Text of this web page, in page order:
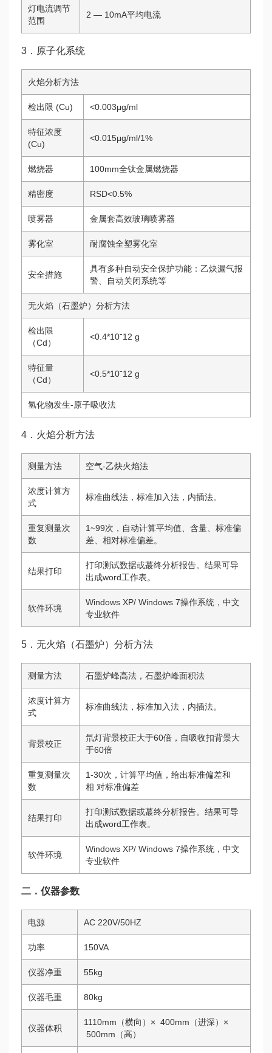
灯电流调节
范围
2 — 10mA平均电流
3．原子化系统
火焰分析方法
检出限 (Cu) <0.003μg/ml
特征浓度
(Cu)
<0.015μg/ml/1%
燃烧器 100mm全钛金属燃烧器
精密度 RSD<0.5%
喷雾器 金属套高效玻璃喷雾器
雾化室 耐腐蚀全塑雾化室
安全措施
具有多种自动安全保护功能：乙炔漏气报
警、自动关闭系统等
无火焰（石墨炉）分析方法
检出限
（Cd）
<0.4*10ˉ12 g
特征量
（Cd）
<0.5*10ˉ12 g
氢化物发生-原子吸收法
4．火焰分析方法
测量方法 空气-乙炔火焰法
浓度计算方
式
标准曲线法，标准加入法，内插法。
重复测量次
数
1~99次，自动计算平均值、含量、标准偏
差、相对标准偏差。
结果打印
打印测试数据或蕞终分析报告。结果可导
出成word工作表。
软件环境
Windows XP/ Windows 7操作系统，中文
专业软件
5．无火焰（石墨炉）分析方法
测量方法 石墨炉峰高法，石墨炉峰面积法
浓度计算方
式
标准曲线法，标准加入法，内插法。
背景校正
氘灯背景校正大于60倍，自吸收扣背景大
于60倍
重复测量次
数
1-30次，计算平均值，给出标准偏差和
相 对标准偏差
结果打印
打印测试数据或蕞终分析报告。结果可导
出成word工作表。
软件环境
Windows XP/ Windows 7操作系统，中文
专业软件
二．仪器参数
电源 AC 220V/50HZ
功率 150VA
仪器净重 55kg
仪器毛重 80kg
仪器体积
1110mm（横向）× 400mm（进深）×
500mm（高）